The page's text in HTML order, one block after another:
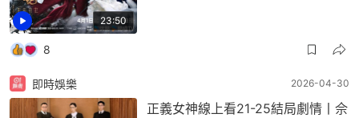
23:50
8
即時娛樂 2026-04-30
正義女神線上看21-25結局劇情丨佘